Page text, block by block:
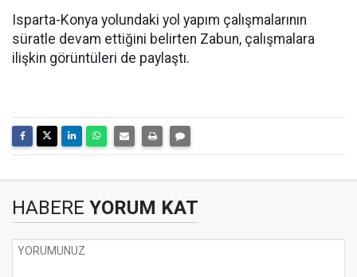
Isparta-Konya yolundaki yol yapım çalışmalarının
süratle devam ettiğini belirten Zabun, çalışmalara
ilişkin görüntüleri de paylaştı.
HABERE YORUM KAT